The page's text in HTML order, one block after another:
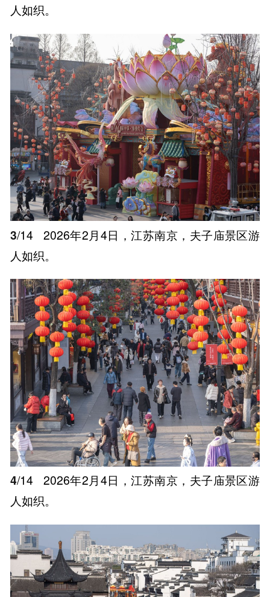
人如织。
3/14
2026年2月4日，江苏南京，夫子庙景区游
人如织。
4/14
2026年2月4日，江苏南京，夫子庙景区游
人如织。